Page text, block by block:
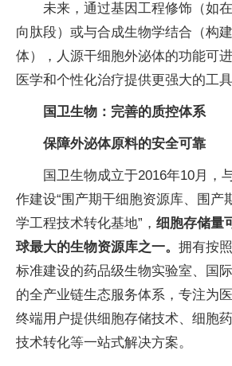
未来，通过基因工程修饰（如
向肽段）或与合成生物学结合（构
体），人源干细胞外泌体的功能可
医学和个性化治疗提供更强大的工具
国卫生物：完善的质控体系
保障外泌体原料的安全可靠
国卫生物成立于2016年10月，
作建设“围产期干细胞资源库、围产
学工程技术转化基地”， 细胞存储量
球最大的生物资源库之一。 拥有按
标准建设的药品级生物实验室、国
的全产业链生态服务体系，专注为
终端用户提供细胞存储技术、细胞
技术转化等一站式解决方案。